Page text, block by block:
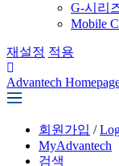
G-시리
Mobile
재설정 적용
Advantech
회원가입 /
MyAdvantech
검색